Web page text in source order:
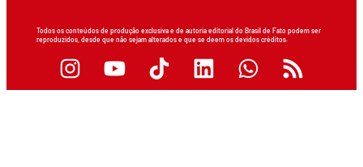
Todos os conteúdos de produção exclusiva e de autoria editorial do Brasil de Fato podem ser
reproduzidos, desde que não sejam alterados e que se deem os devidos créditos.